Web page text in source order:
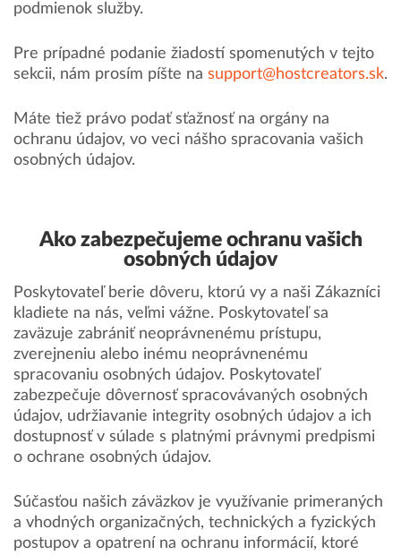
podmienok služby.
Pre prípadné podanie žiadostí spomenutých v tejto
sekcii, nám prosím píšte na support@hostcreators.sk.
Máte tiež právo podať sťažnosť na orgány na
ochranu údajov, vo veci nášho spracovania vašich
osobných údajov.
Ako zabezpečujeme ochranu vašich
osobných údajov
Poskytovateľ berie dôveru, ktorú vy a naši Zákazníci
kladiete na nás, veľmi vážne. Poskytovateľ sa
zaväzuje zabrániť neoprávnenému prístupu,
zverejneniu alebo inému neoprávnenému
spracovaniu osobných údajov. Poskytovateľ
zabezpečuje dôvernosť spracovávaných osobných
údajov, udržiavanie integrity osobných údajov a ich
dostupnosť v súlade s platnými právnymi predpismi
o ochrane osobných údajov.
Súčasťou našich záväzkov je využívanie primeraných
a vhodných organizačných, technických a fyzických
postupov a opatrení na ochranu informácií, ktoré